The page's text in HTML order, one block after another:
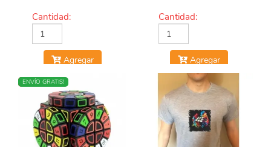
Cantidad:
Agregar
Cantidad:
Agregar
NUEVO
ENVÍO GRATIS!